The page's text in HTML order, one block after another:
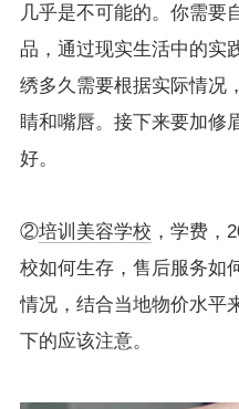
几乎是不可能的。你需要
品，通过现实生活中的实
绣多久需要根据实际情况
睛和嘴唇。接下来要加修
好。
②培训美容学校 ，学费，
校如何生存，售后服务如
情况，结合当地物价水平
下的应该注意。